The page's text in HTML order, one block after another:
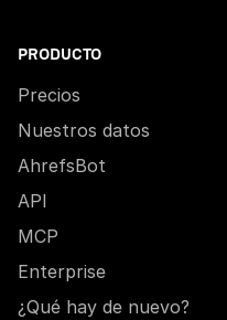
PRODUCTO
Precios
Nuestros datos
AhrefsBot
API
MCP
Enterprise
¿Qué hay de nuevo?